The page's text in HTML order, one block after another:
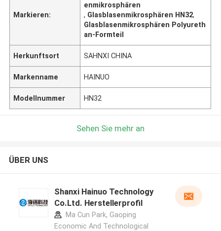
Markieren:
enmikrosphären
, Glasblasenmikrosphären HN32,
Glasblasenmikrosphären Polyureth
an-Formteil
Herkunftsort SAHNXI CHINA
Markenname HAINUO
Modellnummer HN32
Sehen Sie mehr an
ÜBER UNS
Shanxi Hainuo Technology
Co.Ltd. Herstellerprofil
Ma Cun Park, Gaoping
Economic And Technological